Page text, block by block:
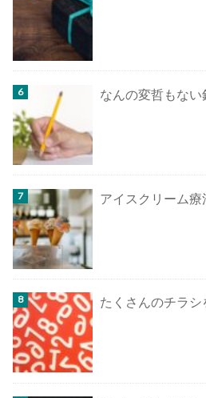
なんの変哲もな
アイスクリーム療
たくさんのチラ